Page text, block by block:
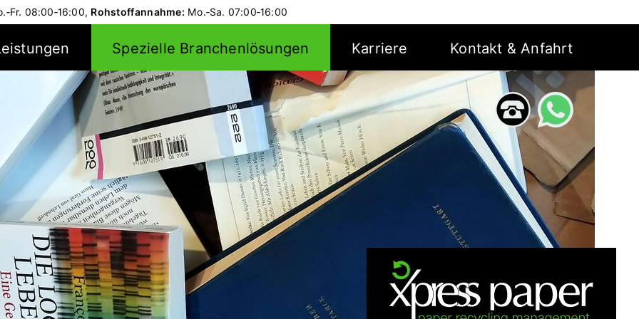
08:00‑16:00, Rohstoffannahme: Mo.‑Sa. 07:00‑16:00
Spezielle Branchenlösungen Karriere Kontakt & Anfahrt